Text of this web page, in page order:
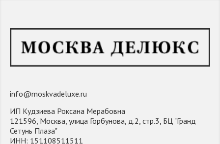
info@moskvadeluxe.ru
ИП Кудзиева Роксана Мерабовна
121596, Москва, улица Горбунова, д.2, стр.3, БЦ "Гранд
Сетунь Плаза"
ИНН: 151108511511